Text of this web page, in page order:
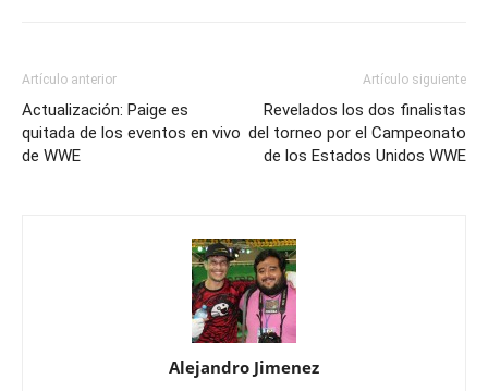
Artículo anterior
Actualización: Paige es
quitada de los eventos en vivo
de WWE
Artículo siguiente
Revelados los dos finalistas
del torneo por el Campeonato
de los Estados Unidos WWE
Alejandro Jimenez